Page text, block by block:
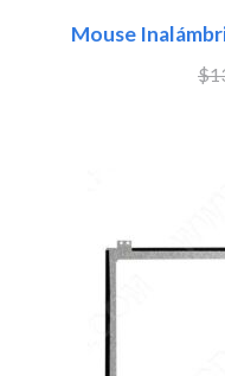
Mouse
$